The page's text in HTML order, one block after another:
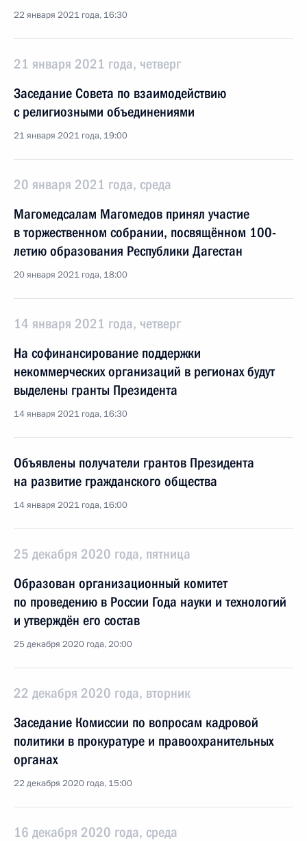
22 января 2021 года, 16:30
21 января 2021 года, четверг
Заседание Совета по взаимодействию
с религиозными объединениями
21 января 2021 года, 19:00
20 января 2021 года, среда
Магомедсалам Магомедов принял участие
в торжественном собрании, посвящённом 100-
летию образования Республики Дагестан
20 января 2021 года, 18:00
14 января 2021 года, четверг
На софинансирование поддержки
некоммерческих организаций в регионах будут
выделены гранты Президента
14 января 2021 года, 16:30
Объявлены получатели грантов Президента
на развитие гражданского общества
14 января 2021 года, 16:00
25 декабря 2020 года, пятница
Образован организационный комитет
по проведению в России Года науки и технологий
и утверждён его состав
25 декабря 2020 года, 20:00
22 декабря 2020 года, вторник
Заседание Комиссии по вопросам кадровой
политики в прокуратуре и правоохранительных
органах
22 декабря 2020 года, 15:00
16 декабря 2020 года, среда